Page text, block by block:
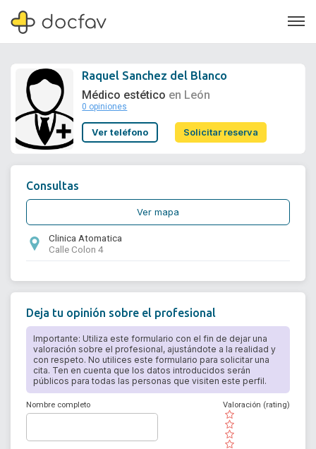
Soporte
Raquel Sanchez del Blanco
Médico estético en León
0 opiniones
Ver teléfono Solicitar reserva
Consultas
Ver mapa
Clinica Atomatica
Calle Colon 4
Deja tu opinión sobre el profesional
Importante: Utiliza este formulario con el fin de dejar una
valoración sobre el profesional, ajustándote a la realidad y
con respeto. No utilices este formulario para solicitar una
cita. Ten en cuenta que los datos introducidos serán
públicos para todas las personas que visiten este perfil.
Nombre completo
( )
( )
( )
( )
Valoración (rating)